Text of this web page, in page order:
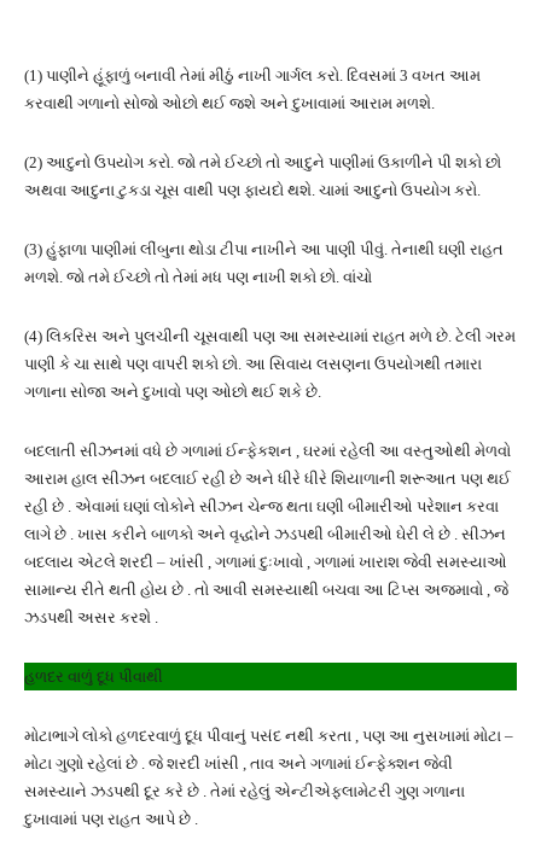
(1) પાણીને હૂંફાળું બનાવી તેમાં મીઠું નાખી ગાર્ગલ કરો. દિવસમાં 3 વખત આમ
કરવાથી ગળાનો સોજો ઓછો થઈ જશે અને દુખાવામાં આરામ મળશે.
(2) આદુનો ઉપયોગ કરો. જો તમે ઈચ્છો તો આદુને પાણીમાં ઉકાળીને પી શકો છો
અથવા આદુના ટુકડા ચૂસ વાથી પણ ફાયદો થશે. ચામાં આદુનો ઉપયોગ કરો.
(3) હુંફાળા પાણીમાં લીંબુના થોડા ટીપા નાખીને આ પાણી પીવું. તેનાથી ઘણી રાહત
મળશે. જો તમે ઈચ્છો તો તેમાં મધ પણ નાખી શકો છો. વાંચો
(4) લિકરિસ અને પુલચીની ચૂસવાથી પણ આ સમસ્યામાં રાહત મળે છે. ટેલી ગરમ
પાણી કે ચા સાથે પણ વાપરી શકો છો. આ સિવાય લસણના ઉપયોગથી તમારા
ગળાના સોજા અને દુખાવો પણ ઓછો થઈ શકે છે.
બદલાતી સીઝનમાં વધે છે ગળામાં ઈન્ફેકશન , ઘરમાં રહેલી આ વસ્તુઓથી મેળવો
આરામ હાલ સીઝન બદલાઈ રહી છે અને ધીરે ધીરે શિયાળાની શરૂઆત પણ થઈ
રહી છે . એવામાં ઘણાં લોકોને સીઝન ચેન્જ થતા ઘણી બીમારીઓ પરેશાન કરવા
લાગે છે . ખાસ કરીને બાળકો અને વૃદ્ધોને ઝડપથી બીમારીઓ ઘેરી લે છે . સીઝન
બદલાય એટલે શરદી – ખાંસી , ગળામાં દુઃખાવો , ગળામાં ખારાશ જેવી સમસ્યાઓ
સામાન્ય રીતે થતી હોય છે . તો આવી સમસ્યાથી બચવા આ ટિપ્સ અજમાવો , જે
ઝડપથી અસર કરશે .
હળદર વાળું દૂધ પીવાથી
મોટાભાગે લોકો હળદરવાળું દૂધ પીવાનું પસંદ નથી કરતા , પણ આ નુસખામાં મોટા –
મોટા ગુણો રહેલાં છે . જે શરદી ખાંસી , તાવ અને ગળામાં ઈન્ફેક્શન જેવી
સમસ્યાને ઝડપથી દૂર કરે છે . તેમાં રહેલું એન્ટીએફ્લામેટરી ગુણ ગળાના
દુખાવામાં પણ રાહત આપે છે .